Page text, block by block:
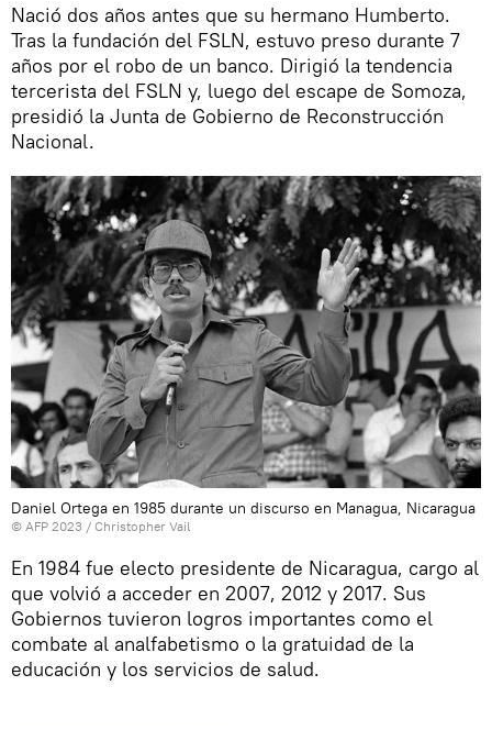
Nació dos años antes que su hermano Humberto.
Tras la fundación del FSLN, estuvo preso durante 7
años por el robo de un banco. Dirigió la tendencia
tercerista del FSLN y, luego del escape de Somoza,
presidió la Junta de Gobierno de Reconstrucción
Nacional.
Daniel Ortega en 1985 durante un discurso en Managua, Nicaragua
© AFP 2023 / Christopher Vail
En 1984 fue electo presidente de Nicaragua, cargo al
que volvió a acceder en 2007, 2012 y 2017. Sus
Gobiernos tuvieron logros importantes como el
combate al analfabetismo o la gratuidad de la
educación y los servicios de salud.